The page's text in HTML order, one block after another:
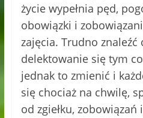
życie wypełnia pęd,
obowiązki i
zajęcia. Trudno znaleźć
delektowanie się tym
jednak to zmienić i
się chociaż na chwilę,
od zgiełku, zobowiązań